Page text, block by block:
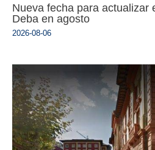
Nueva fecha para actualizar
Deba en agosto
2026-08-06